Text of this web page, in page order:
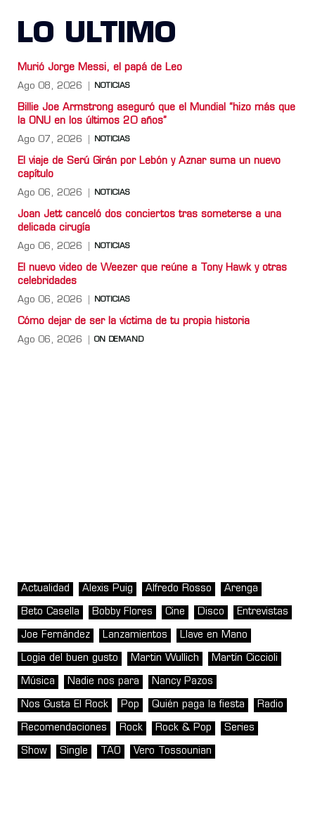
LO ULTIMO
Murió Jorge Messi, el papá de Leo
Ago 08, 2026 NOTICIAS
Billie Joe Armstrong aseguró que el Mundial “hizo más que
la ONU en los últimos 20 años”
Ago 07, 2026 NOTICIAS
El viaje de Serú Girán por Lebón y Aznar suma un nuevo
capítulo
Ago 06, 2026 NOTICIAS
Joan Jett canceló dos conciertos tras someterse a una
delicada cirugía
Ago 06, 2026 NOTICIAS
El nuevo video de Weezer que reúne a Tony Hawk y otras
celebridades
Ago 06, 2026 NOTICIAS
Cómo dejar de ser la víctima de tu propia historia
Ago 06, 2026 ON DEMAND
Actualidad Alexis Puig Alfredo Rosso Arenga
Beto Casella Bobby Flores Cine Disco Entrevistas
Joe Fernández Lanzamientos Llave en Mano
Logia del buen gusto Martin Wullich Martín Ciccioli
Música Nadie nos para Nancy Pazos
Nos Gusta El Rock Pop Quién paga la fiesta Radio
Recomendaciones Rock Rock & Pop Series
Show Single TAO Vero Tossounian